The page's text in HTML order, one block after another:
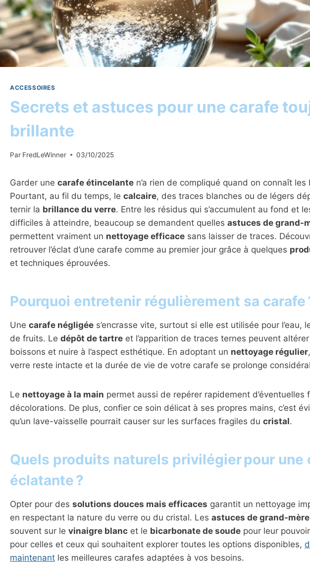
ACCESSOIRES
Secrets et astuces pour une carafe
brillante
Par FredLeWinner 03/10/2025
Garder une carafe étincelante n’a rien de compliqué quand on connaît les
Pourtant, au fil du temps, le calcaire, des traces blanches ou de légers
ternir la brillance du verre. Entre les résidus qui s’accumulent au fond et
difficiles à atteindre, beaucoup se demandent quelles astuces de grand-
permettent vraiment un nettoyage efficace sans laisser de traces.
retrouver l’éclat d’une carafe comme au premier jour grâce à quelques
et techniques éprouvées.
Pourquoi entretenir régulièrement sa carafe
Une carafe négligée s’encrasse vite, surtout si elle est utilisée pour l’eau,
de fruits. Le dépôt de tartre et l’apparition de traces ternes peuvent
boissons et nuire à l’aspect esthétique. En adoptant un nettoyage régulier
verre reste intacte et la durée de vie de votre carafe se prolonge
Le nettoyage à la main permet aussi de repérer rapidement d’éventuelles
décolorations. De plus, confier ce soin délicat à ses propres mains, c’est
qu’un lave-vaisselle pourrait causer sur les surfaces fragiles du cristal.
Quels produits naturels privilégier pour une
éclatante ?
Opter pour des solutions douces mais efficaces garantit un nettoyage
en respectant la nature du verre ou du cristal. Les astuces de grand-mère
souvent sur le vinaigre blanc et le bicarbonate de soude pour leur
pour celles et ceux qui souhaitent explorer toutes les options disponibles,
maintenant les meilleures carafes adaptées à vos besoins.